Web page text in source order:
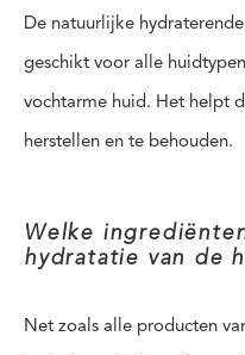
De natuurlijke
geschikt voor alle
vochtarme huid. Het helpt
herstellen en te behouden.
Welke
hydratatie van de
Net zoals alle producten